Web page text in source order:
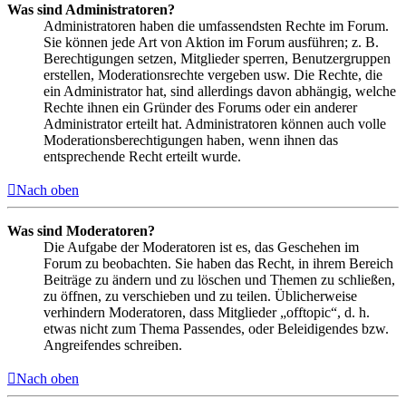
Was sind Administratoren?
Administratoren haben die umfassendsten Rechte im Forum.
Sie können jede Art von Aktion im Forum ausführen; z. B.
Berechtigungen setzen, Mitglieder sperren, Benutzergruppen
erstellen, Moderationsrechte vergeben usw. Die Rechte, die
ein Administrator hat, sind allerdings davon abhängig, welche
Rechte ihnen ein Gründer des Forums oder ein anderer
Administrator erteilt hat. Administratoren können auch volle
Moderationsberechtigungen haben, wenn ihnen das
entsprechende Recht erteilt wurde.
Nach oben
Was sind Moderatoren?
Die Aufgabe der Moderatoren ist es, das Geschehen im
Forum zu beobachten. Sie haben das Recht, in ihrem Bereich
Beiträge zu ändern und zu löschen und Themen zu schließen,
zu öffnen, zu verschieben und zu teilen. Üblicherweise
verhindern Moderatoren, dass Mitglieder „offtopic“, d. h.
etwas nicht zum Thema Passendes, oder Beleidigendes bzw.
Angreifendes schreiben.
Nach oben